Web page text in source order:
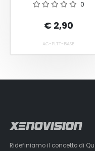
0
€ 2,90
AC-PLTT-BASE
Ridefiniamo il concetto di